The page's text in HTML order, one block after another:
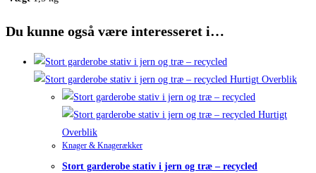
Du kunne også være interesseret i…
Hurtigt Overblik
Hurtigt
Overblik
Knager & Knagerækker
Stort garderobe stativ i jern og træ – recycled